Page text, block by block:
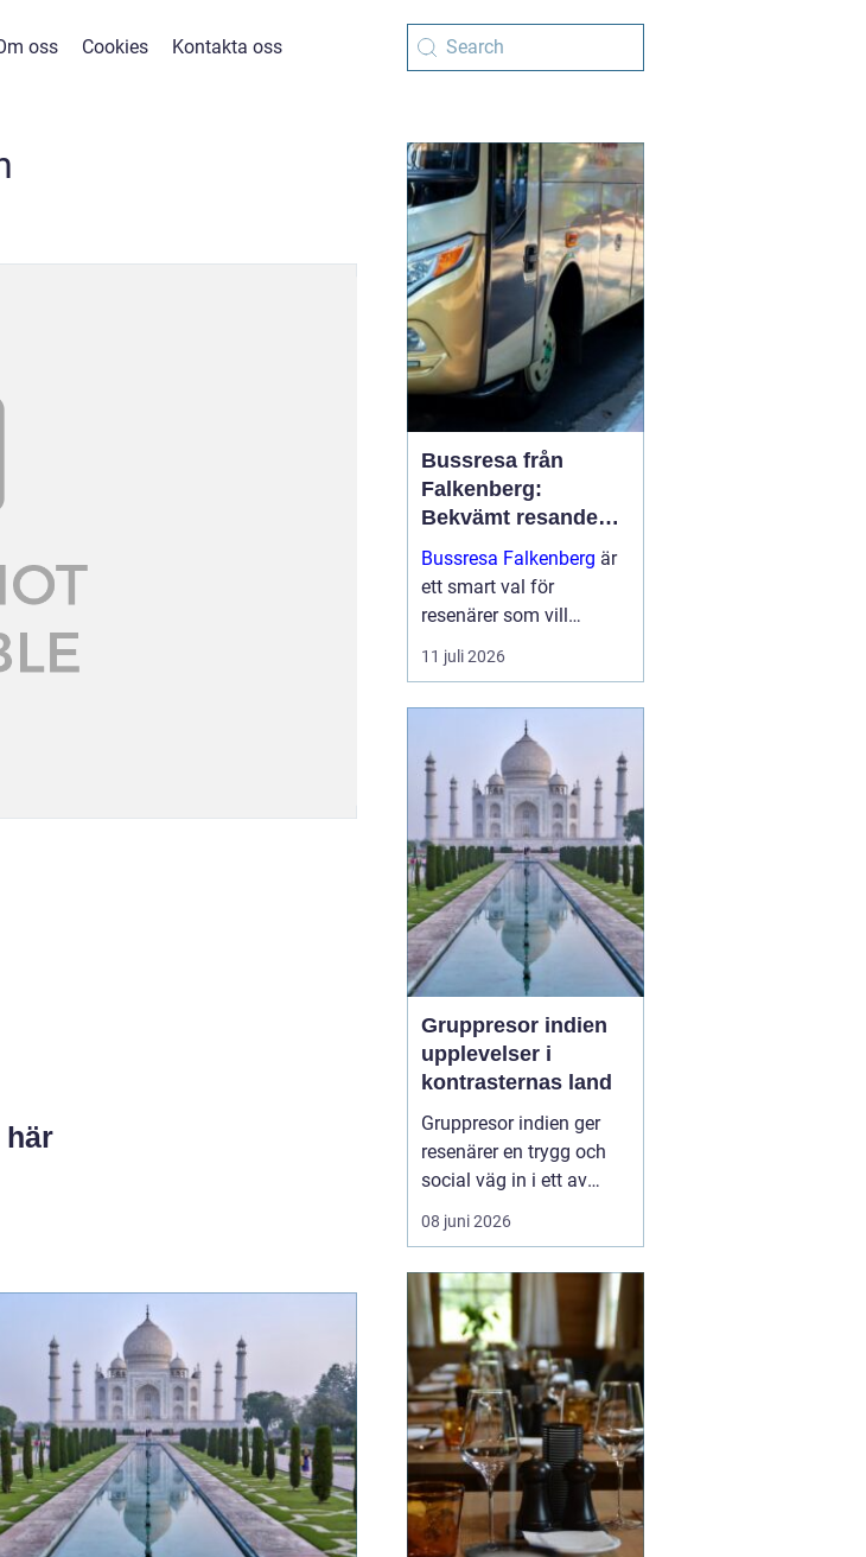
oss Cookies Kontakta oss
här
Bussresa från
Falkenberg:
Bekvämt resande
och upplevelser
längs vägen
Bussresa Falkenberg är
ett smart val för
resenärer som vill
kombinera enkel logistik,
prisvärda lösningar och
11 juli 2026
Gruppresor indien
upplevelser i
kontrasternas land
Gruppresor indien ger
resenärer en trygg och
social väg in i ett av
världens mest färgstarka
länder. Landet bjuder på
heliga platser och
myllrande städer, mellan
snöklädda bergstoppar
och tropiska stränder.
Med en erfaren res...
08 juni 2026